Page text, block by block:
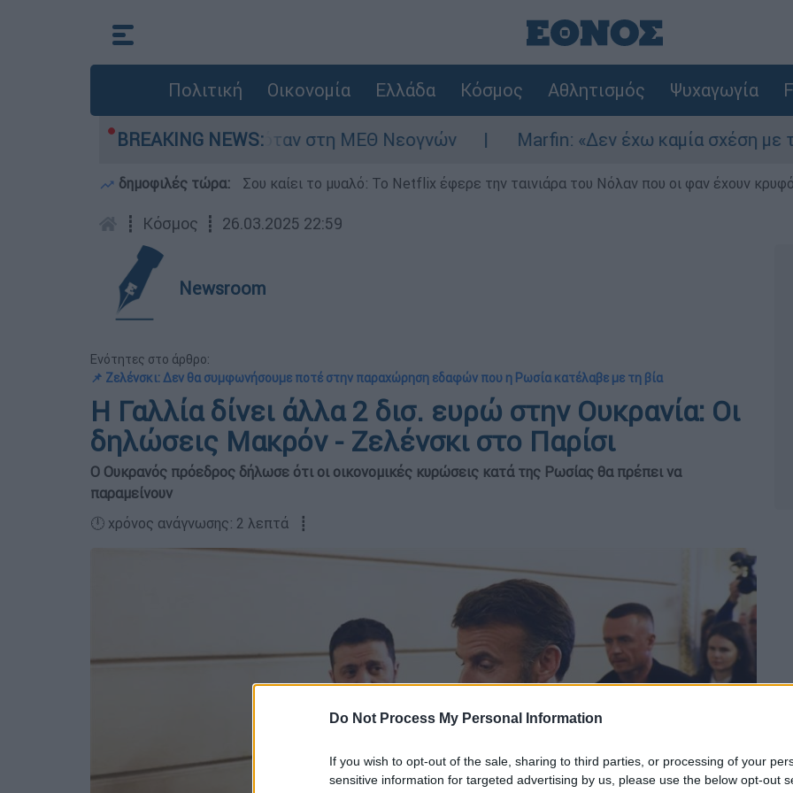
Do Not Process My Personal Information
If you wish to opt-out of the sale, sharing to third parties, or processing of your
sensitive information for targeted advertising by us, please use the below opt-out
Πολιτική Οικονομία Ελλάδα Κόσμος Αθλητισμός Ψυχαγωγία
BREAKING NEWS:
8 ημερών - Νοσηλευόταν στη ΜΕΘ Νεογνών Marfin: «Δεν έχω καμία σχέση με την
δημοφιλές τώρα: Σου καίει το μυαλό: Το Netflix έφερε την ταινιάρα του Νόλαν που οι φαν έχουν
┋ Κόσμος ┋ 26.03.2025 22:59
Newsroom
Ενότητες στο άρθρο:
📌 Ζελένσκι: Δεν θα συμφωνήσουμε ποτέ στην παραχώρηση εδαφών που η Ρωσία κατέλαβε με τη βία
Η Γαλλία δίνει άλλα 2 δισ. ευρώ στην Ουκρανία: Οι
δηλώσεις Μακρόν - Ζελένσκι στο Παρίσι
Ο Ουκρανός πρόεδρος δήλωσε ότι οι οικονομικές κυρώσεις κατά της Ρωσίας θα πρέπει να
παραμείνουν
🕛 χρόνος ανάγνωσης: 2 λεπτά ┋